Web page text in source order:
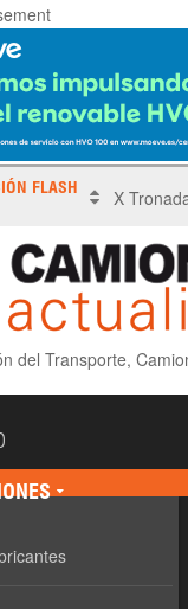
FLASH Sinotruk
del Transporte,